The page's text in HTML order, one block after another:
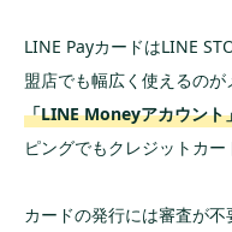
LINE PayカードはLINE
盟店でも幅広く使えるの
「LINE Moneyアカウント
ピングでもクレジットカー
カードの発行には審査が